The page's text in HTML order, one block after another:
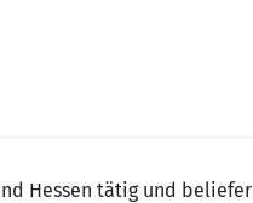
Hessen tätig und